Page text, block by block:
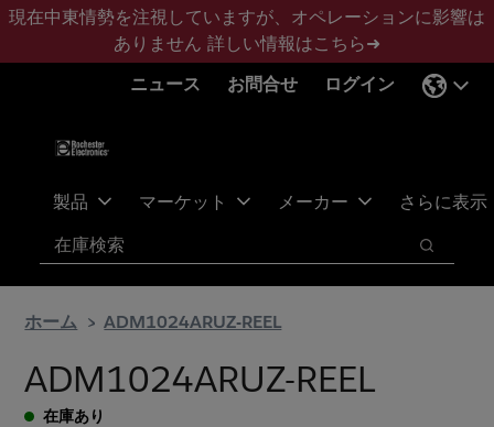
メ
ン
フ
タ
現在中東情勢を注視していますが、オペレーションに影響は
ありません 詳しい情報はこちら➜
ニュース
お問合せ ログイン
製品 マーケット メーカー さらに表示
検索
検索
ホーム ADM1024ARUZ-REEL
ADM1024ARUZ-REEL
在庫あり